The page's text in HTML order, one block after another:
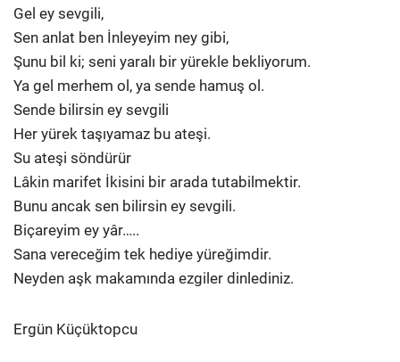
Gel ey sevgili,
Sen anlat ben İnleyeyim ney gibi,
Şunu bil ki; seni yaralı bir yürekle bekliyorum.
Ya gel merhem ol, ya sende hamuş ol.
Sende bilirsin ey sevgili
Her yürek taşıyamaz bu ateşi.
Su ateşi söndürür
Lâkin marifet İkisini bir arada tutabilmektir.
Bunu ancak sen bilirsin ey sevgili.
Biçareyim ey yâr…..
Sana vereceğim tek hediye yüreğimdir.
Neyden aşk makamında ezgiler dinlediniz.
Ergün Küçüktopcu